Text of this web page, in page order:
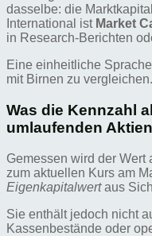
dasselbe: die
International ist Market
in Research-Berichten
Eine einheitliche
mit Birnen zu vergleichen.
Was die Kennzahl
umlaufenden
Gemessen wird der Wert
zum aktuellen Kurs am
Eigenkapitalwertaus
Sie enthält jedoch nicht
Kassenbestände oder